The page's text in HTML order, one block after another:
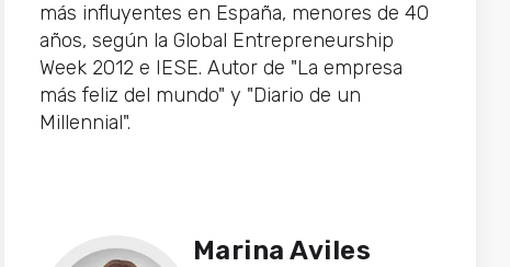
más influyentes en España, menores de 40
años, según la Global Entrepreneurship
Week 2012 e IESE. Autor de "La empresa
más feliz del mundo" y "Diario de un
Millennial".
Marina Aviles